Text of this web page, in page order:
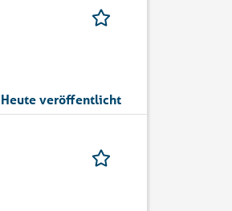
Heute veröffentlicht